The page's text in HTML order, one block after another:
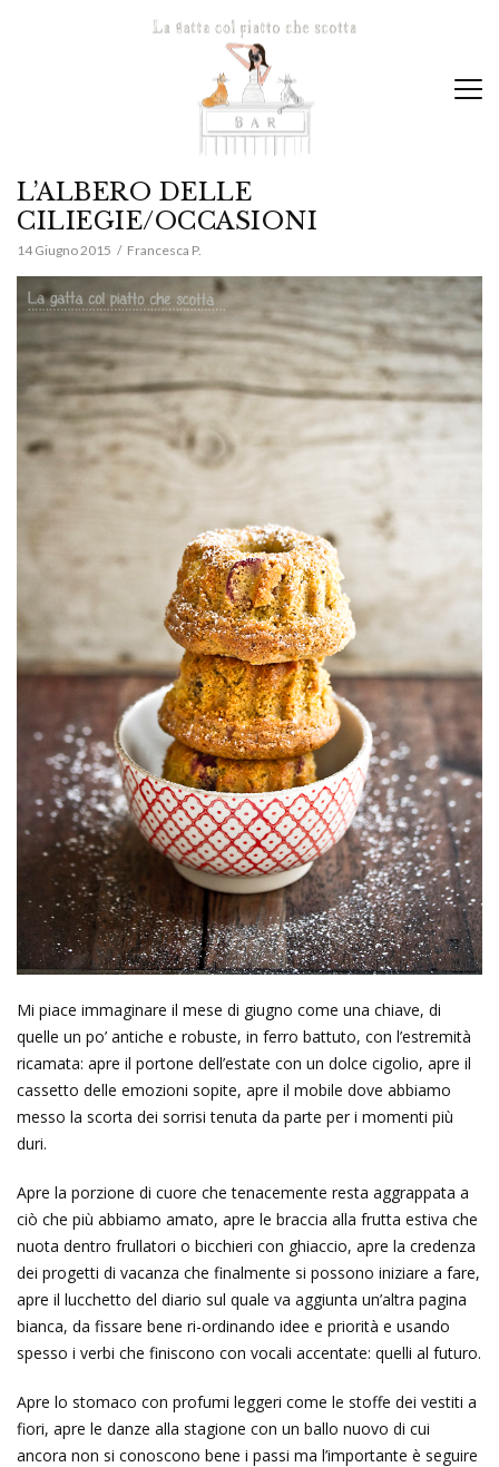
L’ALBERO DELLE
CILIEGIE/OCCASIONI
14 Giugno 2015 Francesca P.
Mi piace immaginare il mese di giugno come una chiave, di
quelle un po’ antiche e robuste, in ferro battuto, con l’estremità
ricamata: apre il portone dell’estate con un dolce cigolio, apre il
cassetto delle emozioni sopite, apre il mobile dove abbiamo
messo la scorta dei sorrisi tenuta da parte per i momenti più
duri.
Apre la porzione di cuore che tenacemente resta aggrappata a
ciò che più abbiamo amato, apre le braccia alla frutta estiva che
nuota dentro frullatori o bicchieri con ghiaccio, apre la credenza
dei progetti di vacanza che finalmente si possono iniziare a fare,
apre il lucchetto del diario sul quale va aggiunta un’altra pagina
bianca, da fissare bene ri-ordinando idee e priorità e usando
spesso i verbi che finiscono con vocali accentate: quelli al futuro.
Apre lo stomaco con profumi leggeri come le stoffe dei vestiti a
fiori, apre le danze alla stagione con un ballo nuovo di cui
ancora non si conoscono bene i passi ma l’importante è seguire